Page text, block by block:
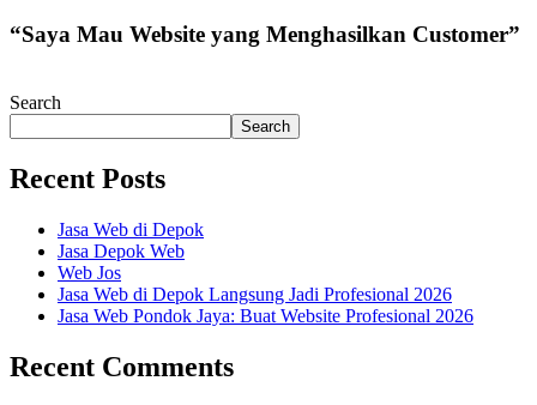
“Saya Mau Website yang Menghasilkan Customer”
Search
Search
Recent Posts
Jasa Web di Depok
Jasa Depok Web
Web Jos
Jasa Web di Depok Langsung Jadi Profesional 2026
Jasa Web Pondok Jaya: Buat Website Profesional 2026
Recent Comments